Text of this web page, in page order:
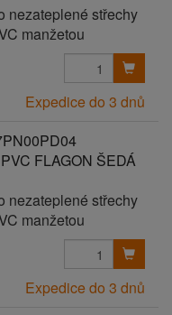
nezateplené střechy
manžetou
Expedice do 3 dnů
FLAGON ŠEDÁ
nezateplené střechy
manžetou
Expedice do 3 dnů